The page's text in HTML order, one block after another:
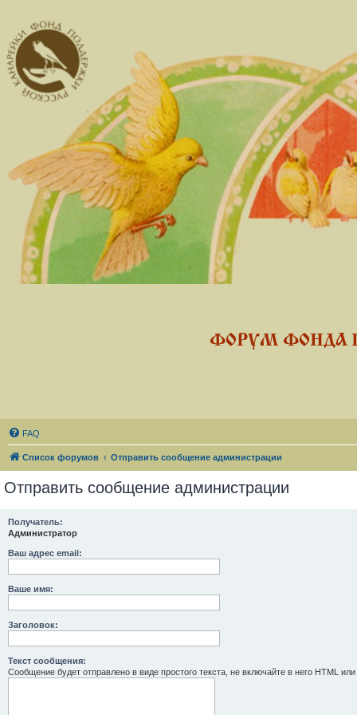
ФОРУМ ФОНДА
FAQ
Список форумов Отправить сообщение администрации
Отправить сообщение администрации
Получатель:
Администратор
Ваш адрес email:
Ваше имя:
Заголовок:
Текст сообщения:
Сообщение будет отправлено в виде простого текста, не включайте в него HTML